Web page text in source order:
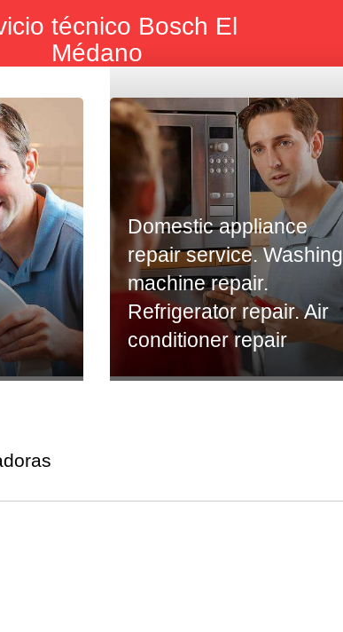
técnico Bosch El
Médano
Domestic appliance
repair service. Washing
machine repair.
Refrigerator repair. Air
conditioner repair